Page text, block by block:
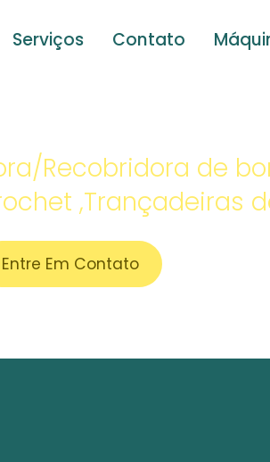
Serviços Contato
Recobridora de
,Trançadeiras
Entre Em Contato